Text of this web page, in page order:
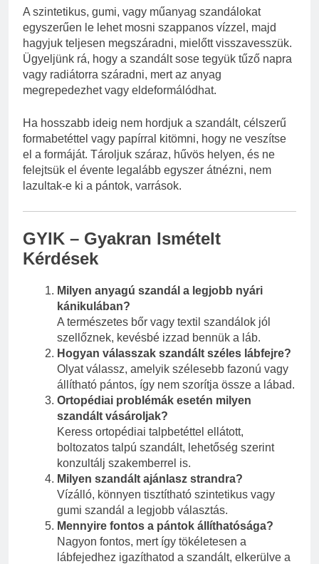
A szintetikus, gumi, vagy műanyag szandálokat
egyszerűen le lehet mosni szappanos vízzel, majd
hagyjuk teljesen megszáradni, mielőtt visszavesszük.
Ügyeljünk rá, hogy a szandált sose tegyük tűző napra
vagy radiátorra száradni, mert az anyag
megrepedezhet vagy eldeformálódhat.
Ha hosszabb ideig nem hordjuk a szandált, célszerű
formabetéttel vagy papírral kitömni, hogy ne veszítse
el a formáját. Tároljuk száraz, hűvös helyen, és ne
felejtsük el évente legalább egyszer átnézni, nem
lazultak-e ki a pántok, varrások.
GYIK – Gyakran Ismételt
Kérdések
Milyen anyagú szandál a legjobb nyári
kánikulában?
A természetes bőr vagy textil szandálok jól
szellőznek, kevésbé izzad bennük a láb.
Hogyan válasszak szandált széles lábfejre?
Olyat válassz, amelyik szélesebb fazonú vagy
állítható pántos, így nem szorítja össze a lábad.
Ortopédiai problémák esetén milyen
szandált vásároljak?
Keress ortopédiai talpbetéttel ellátott,
boltozatos talpú szandált, lehetőség szerint
konzultálj szakemberrel is.
Milyen szandált ajánlasz strandra?
Vízálló, könnyen tisztítható szintetikus vagy
gumi szandál a legjobb választás.
Mennyire fontos a pántok állíthatósága?
Nagyon fontos, mert így tökéletesen a
lábfejedhez igazíthatod a szandált, elkerülve a